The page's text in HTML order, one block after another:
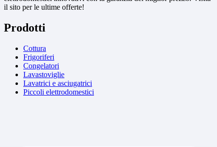
il sito per le ultime offerte!
Prodotti
Cottura
Frigoriferi
Congelatori
Lavastoviglie
Lavatrici e asciugatrici
Piccoli elettrodomestici